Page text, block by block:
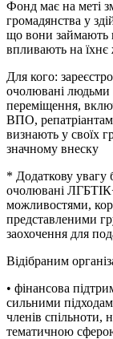
Фонд має на меті
громадянства у
що вони займають
впливають на їхнє
Для кого:
очолювані
переміщення,
ВПО,
визнають у своїх
значному внеску
* Додаткову увагу
очолювані
можливостями,
представленими
заохочення для
Відібраним
• фінансова
сильними
членів спільноти,
тематичною